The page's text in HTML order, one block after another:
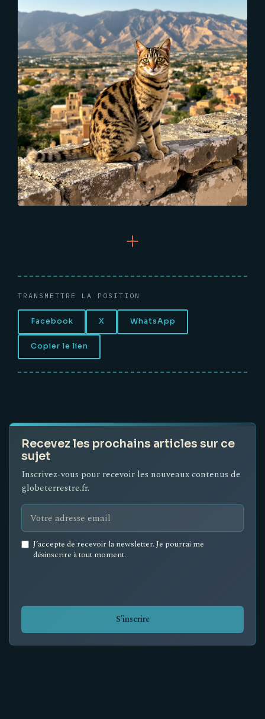
TRANSMETTRE LA POSITION
Facebook X WhatsApp
Copier le lien
Recevez les prochains articles sur ce
sujet
Inscrivez-vous pour recevoir les nouveaux contenus de
globeterrestre.fr.
Email
address
J’accepte de recevoir la newsletter. Je pourrai me
désinscrire à tout moment.
S’inscrire